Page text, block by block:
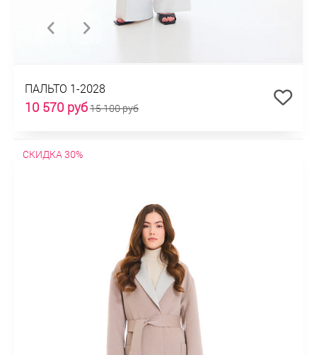
ПАЛЬТО 1-2028
10 570 руб15 100 руб
СКИДКА 30%